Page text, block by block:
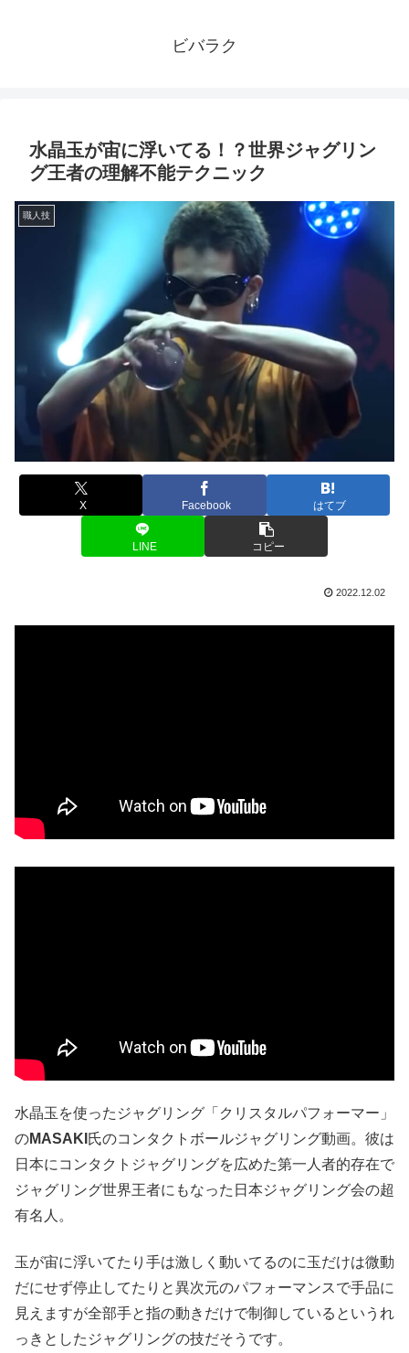
ビバラク
水晶玉が宙に浮いてる！？世界ジャグリン
グ王者の理解不能テクニック
職人技
X Facebook はてブ
LINE コピー
2022.12.02
水晶玉を使ったジャグリング「クリスタルパフォーマー」
のMASAKI 氏のコンタクトボールジャグリング動画。彼は
日本にコンタクトジャグリングを広めた第一人者的存在で
ジャグリング世界王者にもなった日本ジャグリング会の超
有名人。
玉が宙に浮いてたり手は激しく動いてるのに玉だけは微動
だにせず停止してたりと異次元のパフォーマンスで手品に
見えますが全部手と指の動きだけで制御しているというれ
っきとしたジャグリングの技だそうです。